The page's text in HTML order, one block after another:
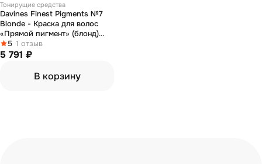
Тонирущие средства
Davines Finest Pigments №7
Blonde - Краска для волос
«Прямой пигмент» (блонд)
280 мл
5 1 отзыв
5 791 ₽
В корзину